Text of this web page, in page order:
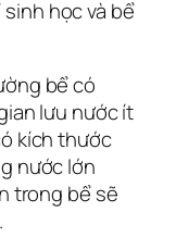
học và bể
bể có
lưu nước ít
kích thước
nước lớn
trong bể sẽ